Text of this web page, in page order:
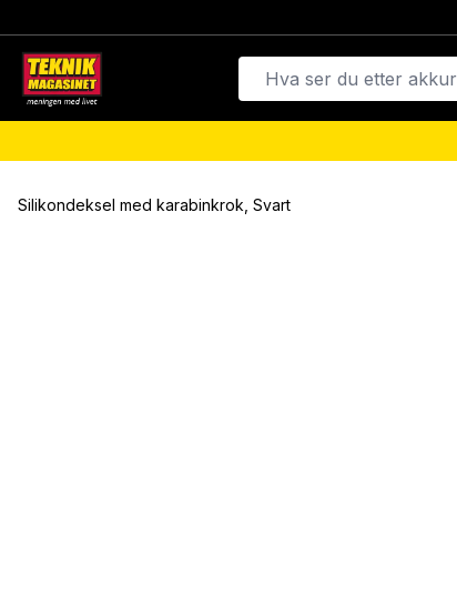
Silikondeksel med karabinkrok, Svart